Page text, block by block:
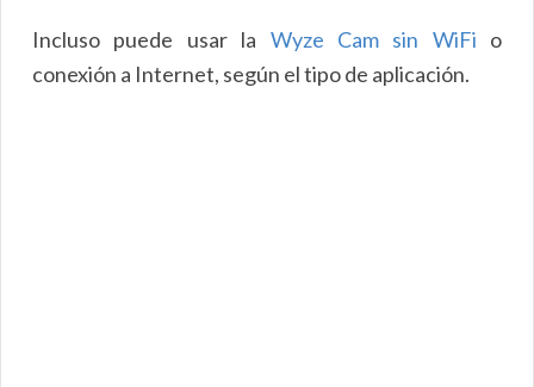
Incluso puede usar la Wyze Cam sin WiFi o
conexión a Internet, según el tipo de aplicación.